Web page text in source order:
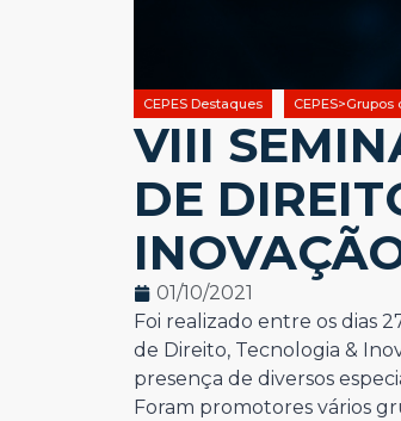
CEPES Destaques CEPES>Grupos
VIII
DE
01/10/2021
Foi realizado entre os dias
de Direito, Tecnologia &
presença de diversos
Foram promotores vários